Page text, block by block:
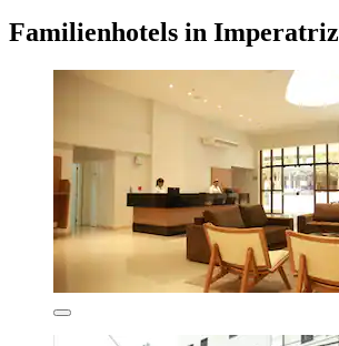
Familienhotels in Imperatriz